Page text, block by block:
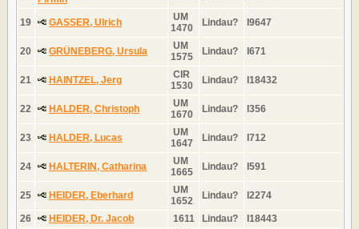
19 GASSER, Ulrich
UM
1470
Lindau? I9647
20 GRÜNEBERG, Ursula
UM
1575
Lindau? I671
21 HAINTZEL, Jerg
CIR
1530
Lindau? I18432
22 HALDER, Christoph
UM
1670
Lindau? I356
23 HALDER, Lucas
UM
1647
Lindau? I712
24 HALTERIN, Catharina
UM
1665
Lindau? I591
25 HEIDER, Eberhard
UM
1652
Lindau? I2274
26 HEIDER, Dr. Jacob 1611 Lindau? I18443